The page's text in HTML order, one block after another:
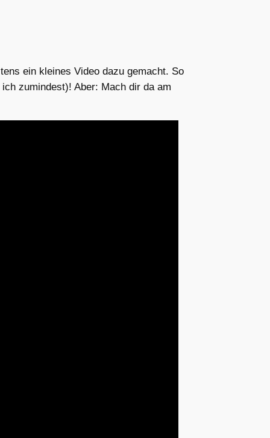
ein kleines Video dazu gemacht. So
zumindest)! Aber: Mach dir da am